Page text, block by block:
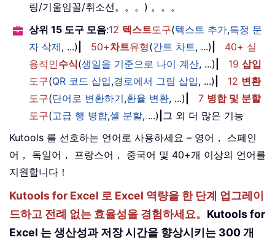
링/기울임꼴/취소선。。。) 。。。
상위 15 도구 모음:12 텍스트도구(텍스트 추가,특정 문
자 삭제, ...) 50+차트유형(간트 차트, ...)
40+ 실
용적인수식(생일을 기준으로 나이 계산, ...) 19 삽입
도구(QR 코드 삽입,경로에서 그림 삽입, ...) 12 변환
도구(단어로 변환하기,환율 변환, ...) 7 병합 및 분할
도구(고급 행 병합,셀 분할, ...) 그 외 더 많은 기능
Kutools 를 선호하는 언어로 사용하세요 – 영어， 스페인
어， 독일어， 프랑스어， 중국어 및 40+개 이상의 언어를
지원합니다！
Kutools for Excel 로 Excel 역량을 한 단계 업그레이
드하고 전례 없는 효율성을 경험하세요。 Kutools for
Excel 는 생산성과 저장 시간을 향상시키는 300 개